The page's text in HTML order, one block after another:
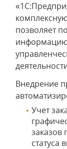
позволяет
Внедрение
Учет
заказов
статуса